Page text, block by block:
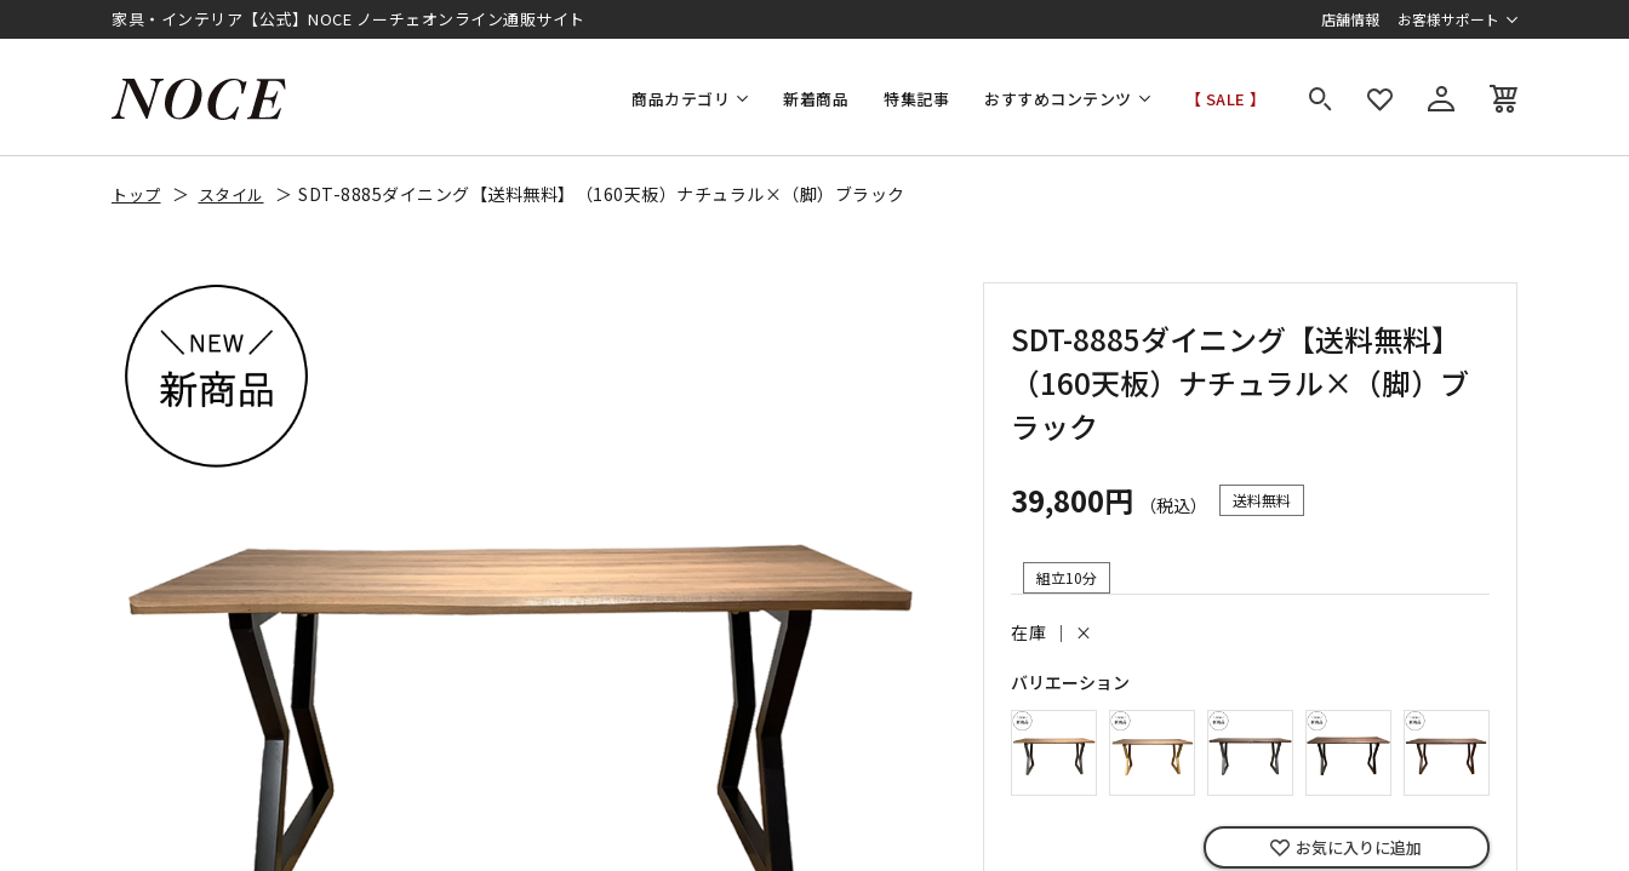
家具・インテリア【公式】NOCE ノーチェオンライン通販サイト 店舗情報 お客様サポート
商品カテゴリ 新着商品 特集記事 おすすめコンテンツ 【 SALE 】
トップ スタイル SDT-8885ダイニング【送料無料】（160天板）ナチュラル×（脚）ブラック
SDT-8885ダイニング【送料無料】
（160天板）ナチュラル×（脚）ブ
ラック
39,800円
（税込） 送料無料
組立10分
在庫 ｜ ×
バリエーション
お気に入りに追加